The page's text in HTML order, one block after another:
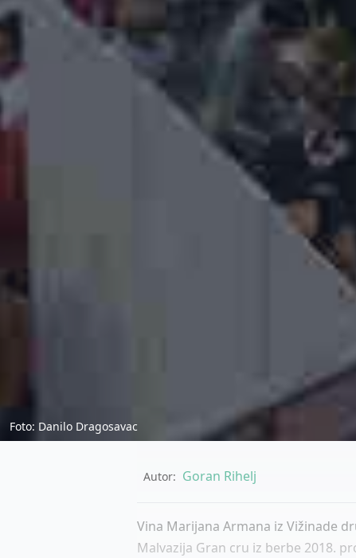
Foto: Danilo Dragosavac
Autor: Goran Rihelj
Vina Marijana Armana iz Vižinade
Malvazija Gran cru iz berbe 2018.